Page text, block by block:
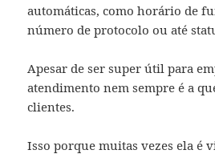
automáticas, como horário de
número de protocolo ou até
Apesar de ser super útil para
atendimento nem sempre é a
clientes.
Isso porque muitas vezes ela é